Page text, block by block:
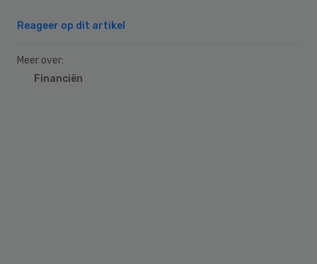
Reageer op dit artikel
Meer over:
Financiën